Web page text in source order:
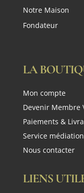
Notre Maison
Fondateur
LA
Mon compte
Devenir Membre
Paiements &
Service médiation
Nous contacter
LIENS